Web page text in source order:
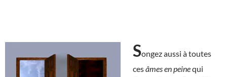
Songez aussi à toutes
cesâmes en peinequi